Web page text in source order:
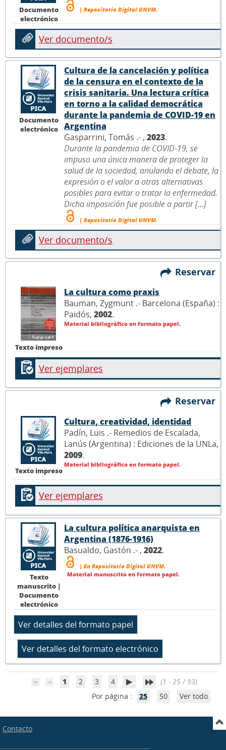
Documento
electrónico
| Repositorio Digital UNVM.
Ver documento/s
Documento
electrónico
Cultura de la cancelación y política
de la censura en el contexto de la
crisis sanitaria. Una lectura crítica
en torno a la calidad democrática
durante la pandemia de COVID-19 en
Argentina
Gasparrini, Tomás .- , 2023.
Durante la pandemia de COVID-19, se
impuso una única manera de proteger la
salud de la sociedad, anulando el debate, la
expresión o el valor a otras alternativas
posibles para evitar o tratar la enfermedad.
Dicha imposición fue posible a partir [...]
| Repositorio Digital UNVM.
Ver documento/s
Reservar
Texto impreso
La cultura como praxis
Bauman, Zygmunt .- Barcelona (España) :
Paidós, 2002.
Material bibliográfico en formato papel.
Ver ejemplares
Reservar
Texto impreso
Cultura, creatividad, identidad
Padín, Luis .- Remedios de Escalada,
Lanús (Argentina) : Ediciones de la UNLa,
2009.
Material bibliográfico en formato papel.
Ver ejemplares
Texto
manuscrito |
Documento
electrónico
La cultura política anarquista en
Argentina (1876-1916)
Basualdo, Gastón .- , 2022.
| En Repositorio Digital UNVM.
Material manuscrito en formato papel.
1 2 3 4
(1 - 25 / 93)
Por página :
25 50 Ver todo
Contacto